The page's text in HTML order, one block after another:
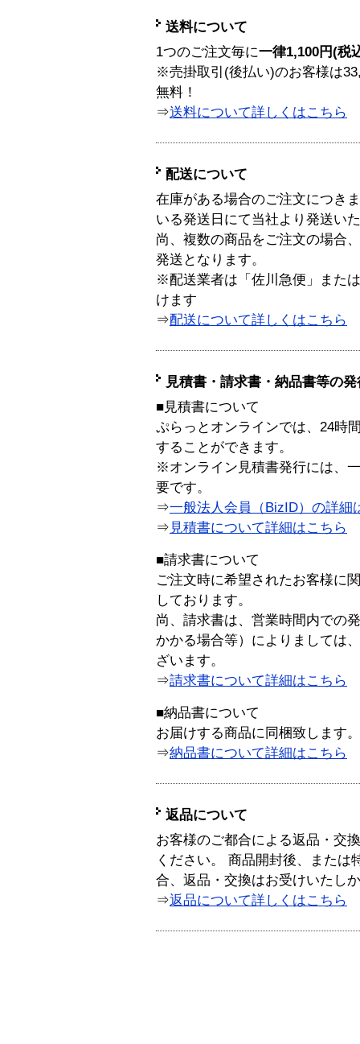
送料について
1つのご注文毎に一律1,100円(税
※売掛取引(後払い)のお客様は
無料！
⇒送料について詳しくはこちら
配送について
在庫がある場合のご注文につき
いる発送日にて当社より発送い
尚、複数の商品をご注文の場合
発送となります。
※配送業者は「佐川急便」また
けます
⇒配送について詳しくはこちら
見積書・請求書・納品書等の
■見積書について
ぷらっとオンラインでは、24時
することができます。
※オンライン見積書発行には、
要です。
⇒一般法人会員（BizID）の詳細
⇒ 見積書について詳細はこちら
■請求書について
ご注文時に希望されたお客様に
しております。
尚、請求書は、営業時間内での
かかる場合等）によりましては
ざいます。
⇒請求書について詳細はこちら
■納品書について
お届けする商品に同梱致します。
⇒納品書について詳細はこちら
返品について
お客様のご都合による返品・交
ください。 商品開封後、または
合、返品・交換はお受けいたし
⇒返品について詳しくはこちら